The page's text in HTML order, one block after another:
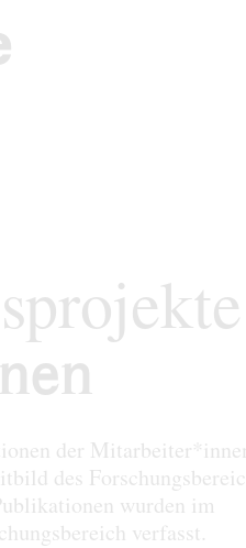
der
des
wurden im
verfasst.